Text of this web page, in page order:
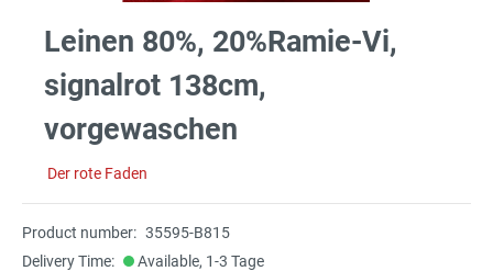
Leinen 80%, 20%Ramie-Vi,
signalrot 138cm,
vorgewaschen
Der rote Faden
Product number: 35595-B815
Delivery Time:
Available, 1-3 Tage